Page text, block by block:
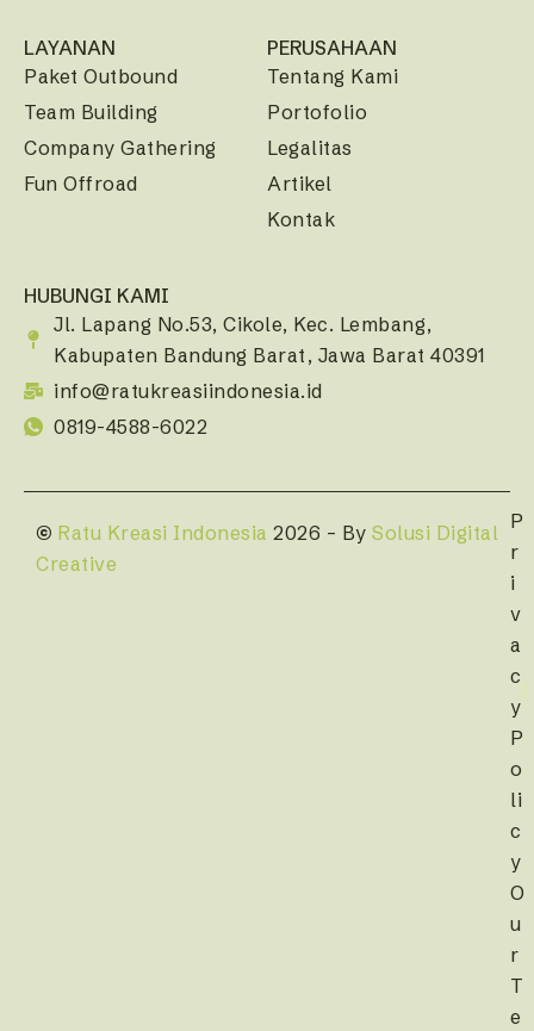
LAYANAN
Paket Outbound
Team Building
Company Gathering
Fun Offroad
PERUSAHAAN
Tentang Kami
Portofolio
Legalitas
Artikel
Kontak
HUBUNGI KAMI
Jl. Lapang No.53, Cikole, Kec. Lembang,
Kabupaten Bandung Barat, Jawa Barat 40391
info@ratukreasiindonesia.id
0819-4588-6022
© Ratu Kreasi Indonesia 2026 – By Solusi Digital
Creative
P
r
i
v
a
c
y
P
o
li
c
y
O
u
r
T
e